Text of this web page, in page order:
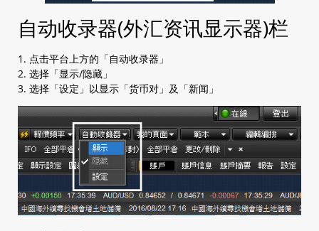
自动收录器(外汇资讯显示器)栏
1. 点击平台上方的「自动收录器」
2. 选择「显示/隐藏」
3. 选择「设定」以显示「货币对」及「新闻」